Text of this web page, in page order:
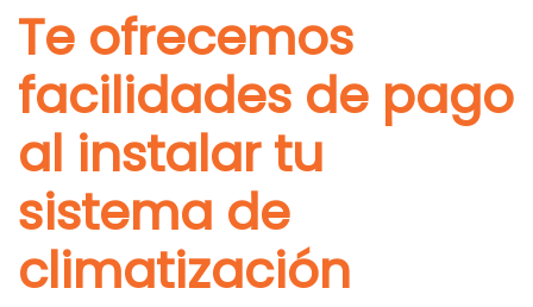
Te ofrecemos
facilidades de pago
al instalar tu
sistema de
climatización